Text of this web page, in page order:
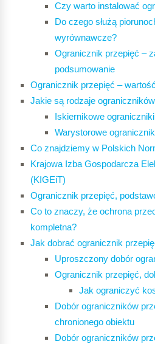
Czy warto instalować
Do czego służą
wyrównawcze?
Ogranicznik przepięć –
podsumowanie
Ogranicznik przepięć –
Jakie są rodzaje
Iskiernikowe
Warystorowe
Co znajdziemy w Polskich
Krajowa Izba Gospodarcza
(KIGEiT)
Ogranicznik przepięć,
Co to znaczy, że ochrona
kompletna?
Jak dobrać ogranicznik
Uproszczony dobór
Ogranicznik przepięć,
Jak ograniczyć
Dobór ograniczników
chronionego obiektu
Dobór ograniczników